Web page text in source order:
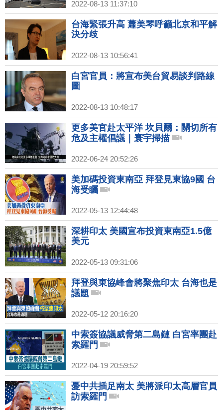
2022-08-13 11:37:10
台海緊張升高 蕭美琴呼籲北京和平解
決分歧
2022-08-13 10:56:41
白宮官員：將宣布美台貿易談判路線
圖
2022-08-13 10:48:17
更多美官赴太平洋 坎貝爾：關切所有
危及主權倡議｜寰宇掃描
2022-06-24 20:52:26
美加碼投資東南亞 拜登見東協9國 台
海受矚
2022-05-13 12:44:48
深耕印太 美國宣布投資東南亞1.5億
美元
2022-05-13 09:31:06
拜登與東協峰會將聚焦印太 台海也是
議題
2022-05-12 20:16:20
中索簽協議威脅第二島鏈 白宮率團赴
索羅門
2022-04-19 20:59:52
憂中共插足南太 美將派印太高層官員
訪索羅門